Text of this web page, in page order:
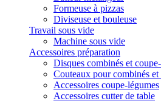
Formeuse à pizzas
Diviseuse et bouleuse
Travail sous vide
Machine sous vide
Accessoires préparation
Disques combinés et
Couteaux pour combinés et
Accessoires coupe-légumes
Accessoires cutter de table